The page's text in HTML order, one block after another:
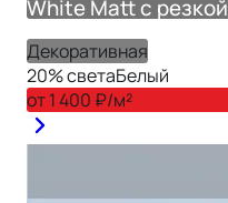
White Matt с резкой
Декоративная
20% светаБелый
от1 400 ₽/м²